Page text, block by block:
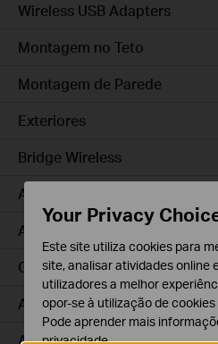
Wireless USB Adapters
Montagem no Teto
Montagem de Parede
Exteriores
Bridge Wireless
Access Pro
Access Plus
GPON
Agile
Access
Your Privacy
Este site utiliza cookies para
site, analisar atividades online
utilizadores a melhor
opor-se à utilização de
Pode aprender mais
privacidade.